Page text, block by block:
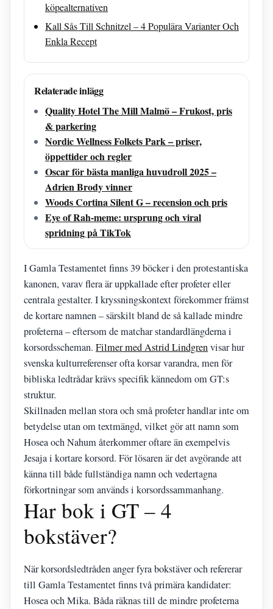
köpealternativen
Kall Sås Till Schnitzel – 4 Populära Varianter Och
Enkla Recept
Relaterade inlägg
Quality Hotel The Mill Malmö – Frukost, pris
& parkering
Nordic Wellness Folkets Park – priser,
öppettider och regler
Oscar för bästa manliga huvudroll 2025 –
Adrien Brody vinner
Woods Cortina Silent G – recension och pris
Eye of Rah-meme: ursprung och viral
spridning på TikTok
I Gamla Testamentet finns 39 böcker i den protestantiska
kanonen, varav flera är uppkallade efter profeter eller
centrala gestalter. I kryssningskontext förekommer främst
de kortare namnen – särskilt bland de så kallade mindre
profeterna – eftersom de matchar standardlängderna i
korsordsscheman. Filmer med Astrid Lindgrenvisar hur
svenska kulturreferenser ofta korsar varandra, men för
bibliska ledtrådar krävs specifik kännedom om GT:s
struktur.
Skillnaden mellan stora och små profeter handlar inte om
betydelse utan om textmängd, vilket gör att namn som
Hosea och Nahum återkommer oftare än exempelvis
Jesaja i kortare korsord. För lösaren är det avgörande att
känna till både fullständiga namn och vedertagna
förkortningar som används i korsordssammanhang.
Har bok i GT – 4
bokstäver?
När korsordsledtråden anger fyra bokstäver och refererar
till Gamla Testamentet finns två primära kandidater:
Hosea och Mika. Båda räknas till de mindre profeterna